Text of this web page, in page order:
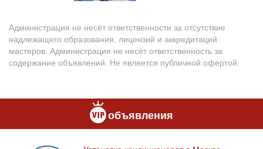
Администрация не несёт ответственности за отсутствие
надлежащего образования, лицензий и аккредитаций
мастеров. Администрация не несёт ответственность за
содержание объявлений. Не является публичной офертой.
объявления